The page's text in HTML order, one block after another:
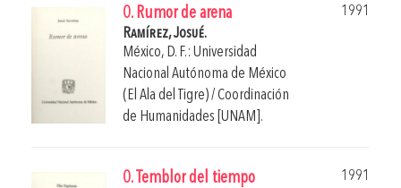
0. Rumor de arena
1991
Ramírez, Josué.
México, D. F.: Universidad
Nacional Autónoma de México
(El Ala del Tigre) / Coordinación
de Humanidades [UNAM].
0. Temblor del tiempo
1991